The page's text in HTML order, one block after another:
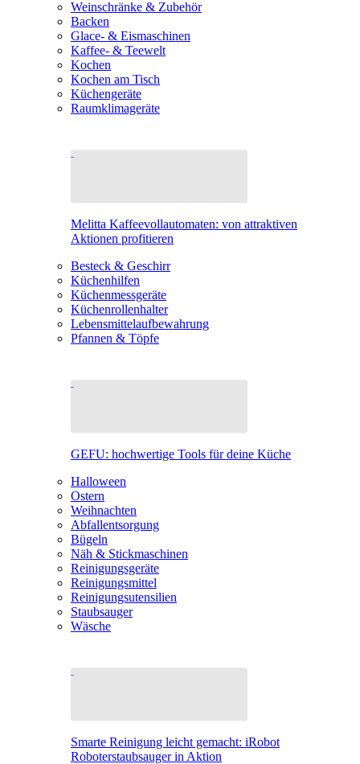
Weinschränke & Zubehör
Backen
Glace- & Eismaschinen
Kaffee- & Teewelt
Kochen
Kochen am Tisch
Küchengeräte
Raumklimageräte
Melitta Kaffeevollautomaten: von attraktiven
Aktionen profitieren
Besteck & Geschirr
Küchenhilfen
Küchenmessgeräte
Küchenrollenhalter
Lebensmittelaufbewahrung
Pfannen & Töpfe
GEFU: hochwertige Tools für deine Küche
Halloween
Ostern
Weihnachten
Abfallentsorgung
Bügeln
Näh & Stickmaschinen
Reinigungsgeräte
Reinigungsmittel
Reinigungsutensilien
Staubsauger
Wäsche
Smarte Reinigung leicht gemacht: iRobot
Roboterstaubsauger in Aktion